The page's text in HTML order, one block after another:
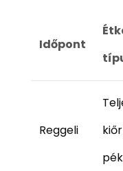
Időpont
Reggeli